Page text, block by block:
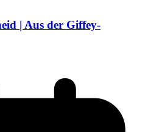
| Aus der Giffey-